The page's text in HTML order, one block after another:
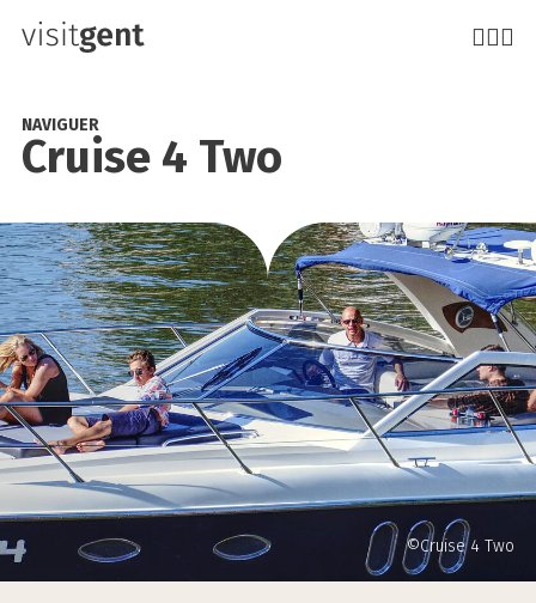
Aller
principal
Cruise 4 Two
NAVIGUER
©Cruise 4 Two